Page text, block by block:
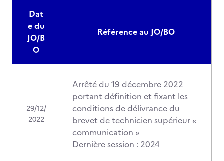
Dat
e du
JO/B
O
Référence au JO/BO
29/12/
2022
Arrêté du 19 décembre 2022
portant définition et fixant les
conditions de délivrance du
brevet de technicien supérieur «
communication »
Dernière session : 2024